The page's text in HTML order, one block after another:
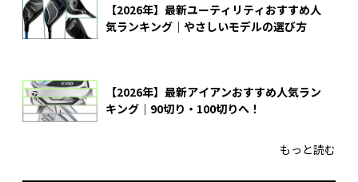
【2026年】最新ユーティリティおすすめ人
気ランキング｜やさしいモデルの選び方
【2026年】最新アイアンおすすめ人気ラン
キング｜90切り・100切りへ！
もっと読む